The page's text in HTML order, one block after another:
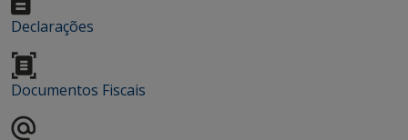
Declarações
Documentos Fiscais